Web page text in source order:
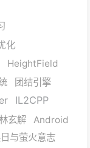
化
HeightField
团结引擎
IL2CPP
玄解
Android
与萤火意志